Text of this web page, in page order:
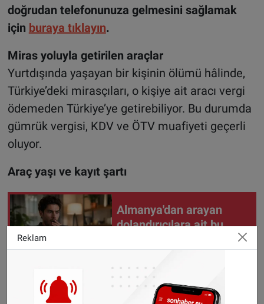
doğrudan telefonunuza gelmesini sağlamak
için buraya tıklayın.
Miras yoluyla getirilen araçlar
Yurtdışında yaşayan bir kişinin ölümü hâlinde,
Türkiye’deki mirasçıları, o kişiye ait aracı vergi
ödemeden Türkiye’ye getirebiliyor. Bu durumda
gümrük vergisi, KDV ve ÖTV muafiyeti geçerli
oluyor.
Araç yaşı ve kayıt şartı
Almanya'dan arayan
dolandırıcılara ait bu
Aracın da bazı kriterleri karşılaması
gerekiyor:
Reklam